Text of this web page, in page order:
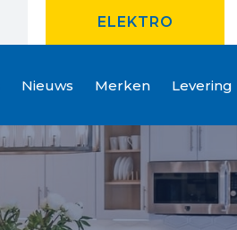
ELEKTRO
Nieuws Merken Levering